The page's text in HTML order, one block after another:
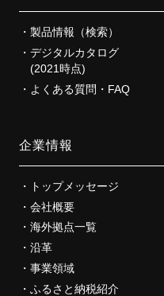
製品情報（検索）
デジタルカタログ
(2021時点)
よくある質問・FAQ
企業情報
トップメッセージ
会社概要
海外拠点一覧
沿革
事業領域
ふるさと納税紹介